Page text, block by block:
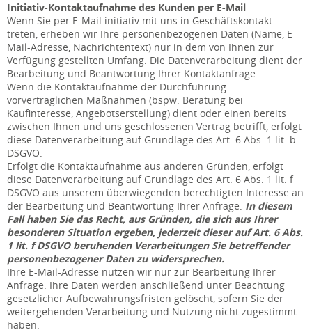
Initiativ-Kontaktaufnahme des Kunden per E-Mail
Wenn Sie per E-Mail initiativ mit uns in Geschäftskontakt
treten, erheben wir Ihre personenbezogenen Daten (Name, E-
Mail-Adresse, Nachrichtentext) nur in dem von Ihnen zur
Verfügung gestellten Umfang. Die Datenverarbeitung dient der
Bearbeitung und Beantwortung Ihrer Kontaktanfrage.
Wenn die Kontaktaufnahme der Durchführung
vorvertraglichen Maßnahmen (bspw. Beratung bei
Kaufinteresse, Angebotserstellung) dient oder einen bereits
zwischen Ihnen und uns geschlossenen Vertrag betrifft, erfolgt
diese Datenverarbeitung auf Grundlage des Art. 6 Abs. 1 lit. b
DSGVO.
Erfolgt die Kontaktaufnahme aus anderen Gründen, erfolgt
diese Datenverarbeitung auf Grundlage des Art. 6 Abs. 1 lit. f
DSGVO aus unserem überwiegenden berechtigten Interesse an
der Bearbeitung und Beantwortung Ihrer Anfrage. In diesem
Fall haben Sie das Recht, aus Gründen, die sich aus Ihrer
besonderen Situation ergeben, jederzeit dieser auf Art. 6 Abs.
1 lit. f DSGVO beruhenden Verarbeitungen Sie betreffender
personenbezogener Daten zu widersprechen.
Ihre E-Mail-Adresse nutzen wir nur zur Bearbeitung Ihrer
Anfrage. Ihre Daten werden anschließend unter Beachtung
gesetzlicher Aufbewahrungsfristen gelöscht, sofern Sie der
weitergehenden Verarbeitung und Nutzung nicht zugestimmt
haben.